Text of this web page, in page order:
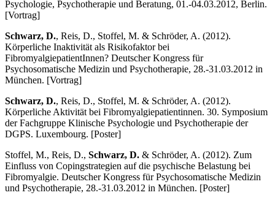
Psychologie, Psychotherapie und Beratung, 01.-04.03.2012, Berlin.
[Vortrag]
Schwarz, D., Reis, D., Stoffel, M. & Schröder, A. (2012).
Körperliche Inaktivität als Risikofaktor bei
FibromyalgiepatientInnen? Deutscher Kongress für
Psychosomatische Medizin und Psychotherapie, 28.-31.03.2012 in
München. [Vortrag]
Schwarz, D., Reis, D., Stoffel, M. & Schröder, A. (2012).
Körperliche Aktivität bei Fibromyalgiepatientinnen. 30. Symposium
der Fachgruppe Klinische Psychologie und Psychotherapie der
DGPS. Luxembourg. [Poster]
Stoffel, M., Reis, D., Schwarz, D. & Schröder, A. (2012). Zum
Einfluss von Copingstrategien auf die psychische Belastung bei
Fibromyalgie. Deutscher Kongress für Psychosomatische Medizin
und Psychotherapie, 28.-31.03.2012 in München. [Poster]